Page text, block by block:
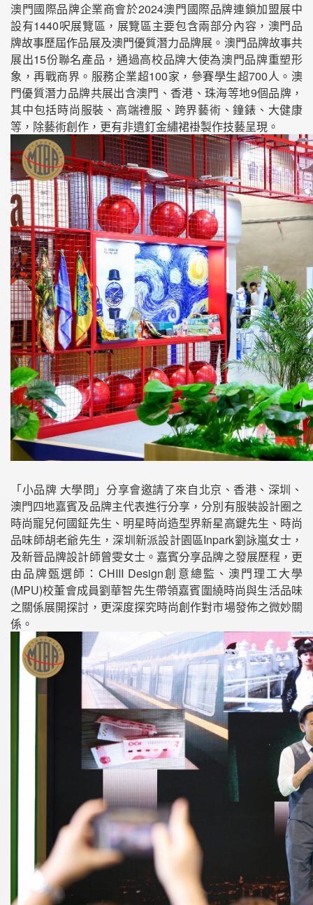
澳門國際品牌企業商會於2024澳門國際品牌連鎖加盟展中
設有1440呎展覽區，展覽區主要包含兩部分內容，澳門品
牌故事歷屆作品展及澳門優質潛力品牌展。澳門品牌故事共
展出15份聯名產品，通過高校品牌大使為澳門品牌重塑形
象，再戰商界。服務企業超100家，參賽學生超700人。澳
門優質潛力品牌共展出含澳門、香港、珠海等地9個品牌，
其中包括時尚服裝、高端禮服、跨界藝術、鐘錶、大健康
等，除藝術創作，更有非遺釘金繡裙褂製作技藝呈現。
「小品牌 大學問」分享會邀請了來自北京、香港、深圳、
澳門四地嘉賓及品牌主代表進行分享，分別有服裝設計圈之
時尚寵兒何國鉦先生、明星時尚造型界新星高鍵先生、時尚
品味師胡老爺先生，深圳新派設計園區Inpark劉詠嵐女士，
及新晉品牌設計師曾雯女士。嘉賓分享品牌之發展歷程，更
由品牌甄選師：CHIII Design創意總監、澳門理工大學
(MPU)校董會成員劉華智先生帶領嘉賓圍繞時尚與生活品味
之關係展開探討，更深度探究時尚創作對市場發佈之微妙關
係。